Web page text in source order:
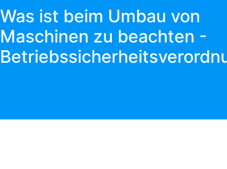
Was ist beim Umbau von
Maschinen zu beachten -